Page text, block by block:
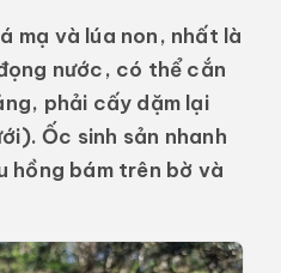
mạ và lúa non, nhất là
nước, có thể cắn
phải cấy dặm lại
Ốc sinh sản nhanh
hồng bám trên bờ và